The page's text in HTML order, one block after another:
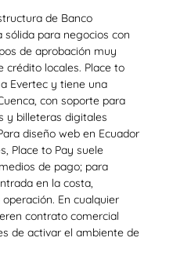
de Banco
para negocios con
de aprobación muy
locales. Place to
Evertec y tiene una
con soporte para
y billeteras digitales
diseño web en Ecuador
Place to Pay suele
de pago; para
en la costa,
En cualquier
contrato comercial
de activar el ambiente de